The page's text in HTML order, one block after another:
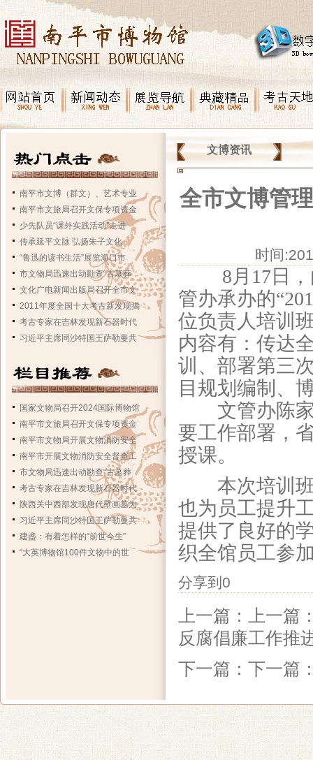
南平市文博（群文）、艺术专业
南平市文旅局召开文保专项资金
少先队员“课外实践活动”走进
传承延平文脉 弘扬朱子文化
“鲁迅的读书生活”展览海口市
市文物局迅速出动勘查“古墓葬
文化广电新闻出版局召开全市文
2011年度全国十大考古新发现揭
考古专家在吉林发现新石器时代
习近平主席同沙特国王萨勒曼共
国家文物局召开2024国际博物馆
南平市文旅局召开文保专项资金
南平市文物局开展文物消防安全
南平市开展文物消防安全督查工
市文物局迅速出动勘查“古墓葬
考古专家在吉林发现新石器时代
陕西关中西部发现唐代壁画墓为
习近平主席同沙特国王萨勒曼共
建盏：有着怎样的“前世今生”
“大英博物馆100件文物中的世
文博资讯
全市文博管
时间
8月17日，
管办承办的
位负责人培训
内容有：传达
训、部署第三
目规划编制、
文管办陈家
要工作部署，
授课。
本次培训班
也为员工提升
提供了良好的
织全馆员工参
分享到 0
上一篇：上一篇
反腐倡廉工作推
下一篇：下一篇